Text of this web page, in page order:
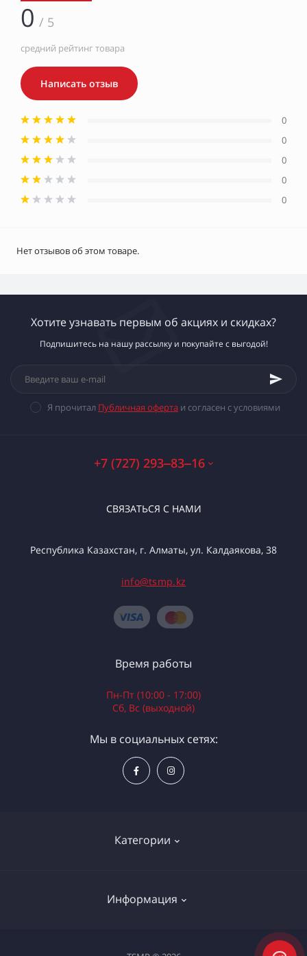
0 / 5
средний рейтинг товара
Написать отзыв
0
0
0
0
0
Нет отзывов об этом товаре.
Хотите узнавать первым об акциях и скидках?
Подпишитесь на нашу рассылку и покупайте с выгодой!
Я прочитал Публичная оферта и согласен с условиями
+7 (727) 293‒83‒16
СВЯЗАТЬСЯ С НАМИ
Республика Казахстан, г. Алматы, ул. Калдаякова, 38
info@tsmp.kz
Категории
Электроинструменты
Информация
Доставка и оплата
Время работы
Пн-Пт (10:00 - 17:00)
Сб, Вс (выходной)
Мы в социальных сетях: